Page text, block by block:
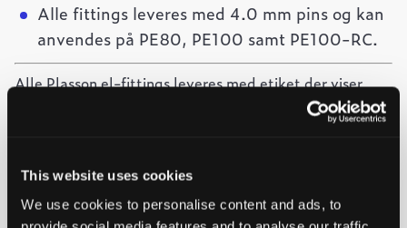
This website uses cookies
We use cookies to personalise content and ads, to
Alle fittings leveres med 4.0 mm pins og kan
anvendes på PE80, PE100 samt PE100-RC.
Alle Plasson el-fittings leveres med etiket der viser
stregkode til brug for svejsning samt stregkode, der
sikrer sporbarhed samt information om køletid. På
enkelte stykke fittings er kompatibelt med.
Ulefos anbefaler at disse produkter kun svejses af